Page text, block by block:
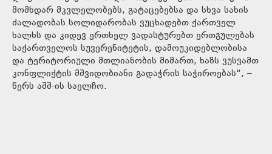
მომხდარ მკვლელობებს, გატაცებებსა და სხვა სახის
ძალადობას.სოლიდარობას ვუცხადებთ ქართველ
ხალხს და კიდევ ერთხელ ვადასტურებთ ერთგულებას
საქართველოს სუვერენიტეტის, დამოუკიდებლობისა
და ტერიტორიული მთლიანობის მიმართ, ხაზს ვუსვამთ
კონფლიქტის მშვიდობიანი გადაჭრის საჭიროებას“, –
წერს აშშ-ის საელჩო.